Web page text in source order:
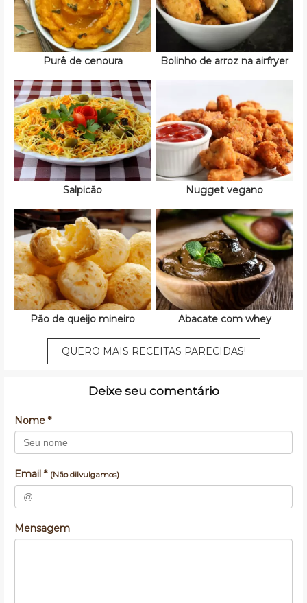
Purê de cenoura Bolinho de arroz na airfryer
Salpicão Nugget vegano
Pão de queijo mineiro Abacate com whey
QUERO MAIS RECEITAS PARECIDAS!
Deixe seu comentário
Nome *
Email * (Não dilvulgamos)
Mensagem